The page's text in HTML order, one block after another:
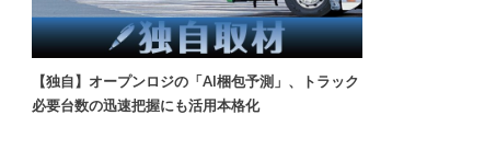
【独自】オープンロジの「AI梱包予測」、トラック
必要台数の迅速把握にも活用本格化